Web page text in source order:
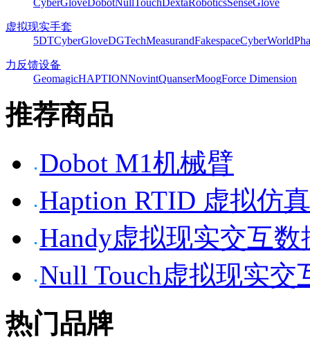
虚拟现实手套
5DTCyberGloveDGTechMeasurandFakespaceCyberWorld
力反馈设备
GeomagicHAPTIONNovintQuanserMoogForce Dimension
推荐商品
Dobot M1机械臂
Haption RTID 虚拟仿
Handy虚拟现实交互数
Null Touch虚拟现实交
热门品牌